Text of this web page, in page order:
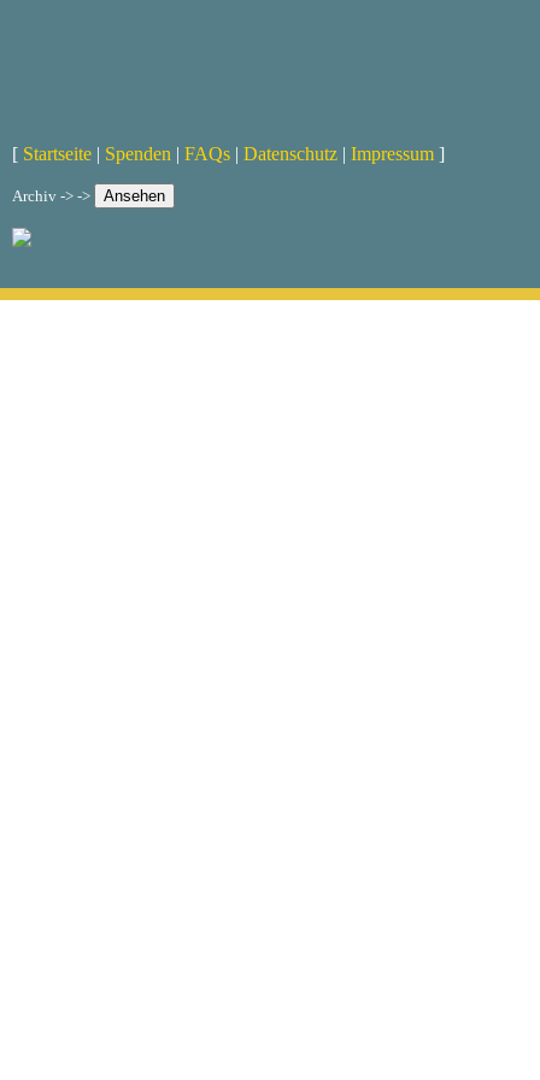
[ Startseite | Spenden | FAQs | Datenschutz | Impressum ]
Archiv -> ->